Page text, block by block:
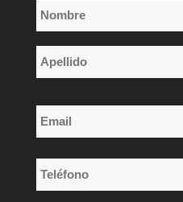
Nombre
*
Nombre
Email
*
Teléfono
*